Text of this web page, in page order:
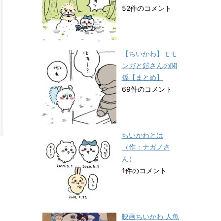
52件のコメント
【ちいかわ】モモ
ンガと鎧さんの関
係【まとめ】
69件のコメント
ちいかわとは
（作：ナガノさ
ん）
1件のコメント
映画ちいかわ 人魚